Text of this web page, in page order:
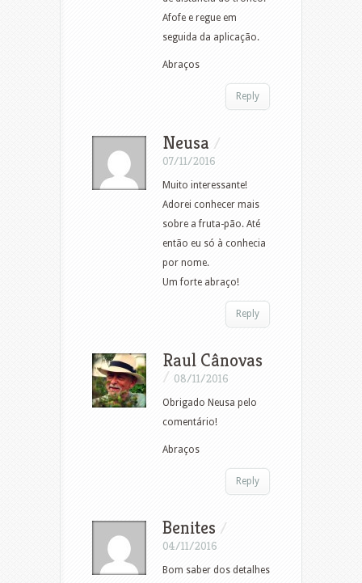
Afofe e regue em
seguida da aplicação.
Abraços
Reply
Neusa /
07/11/2016
Muito interessante!
Adorei conhecer mais
sobre a fruta-pão. Até
então eu só à conhecia
por nome.
Um forte abraço!
Reply
Raul Cânovas
/ 08/11/2016
Obrigado Neusa pelo
comentário!
Abraços
Reply
Benites /
04/11/2016
Bom saber dos detalhes